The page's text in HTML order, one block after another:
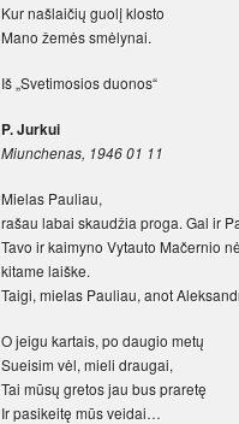
Kur našlaičių guolį klosto
Mano žemės smėlynai.
Iš „Svetimosios duonos“
P. Jurkui
Miunchenas, 1946 01 11
Mielas Pauliau,
rašau labai skaudžia proga. Gal ir
Tavo ir kaimyno Vytauto Mačernio
kitame laiške.
Taigi, mielas Pauliau, anot
O jeigu kartais, po daugio metų
Sueisim vėl, mieli draugai,
Tai mūsų gretos jau bus praretę
Ir pasikeitę mūs veidai…